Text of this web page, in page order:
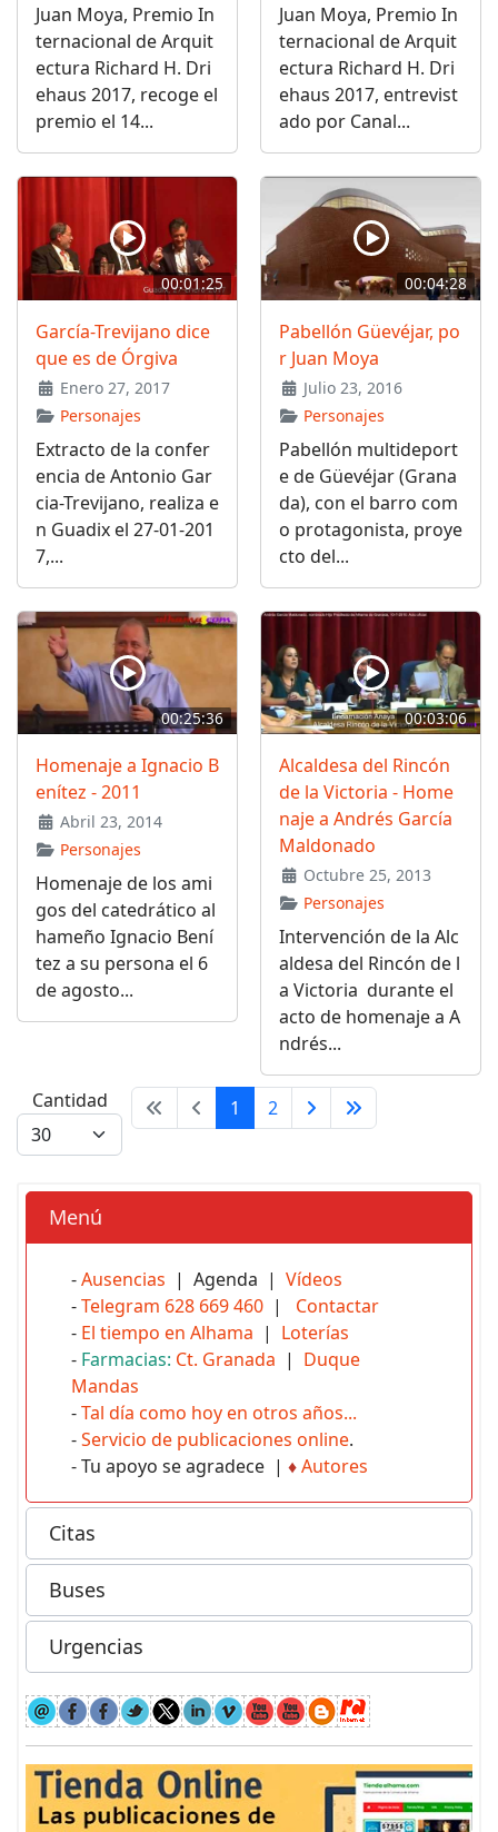
Juan Moya, Premio In
ternacional de Arquit
ectura Richard H. Dri
ehaus 2017, recoge el
premio el 14...
Juan Moya, Premio In
ternacional de Arquit
ectura Richard H. Dri
ehaus 2017, entrevist
ado por Canal...
00:01:25
García-Trevijano dice
que es de Órgiva
Enero 27, 2017
Personajes
Extracto de la confer
encia de Antonio Gar
cia-Trevijano, realiza e
n Guadix el 27-01-201
7,...
00:04:28
Pabellón Güevéjar, po
r Juan Moya
Julio 23, 2016
Personajes
Pabellón multideport
e de Güevéjar (Grana
da), con el barro com
o protagonista, proye
cto del...
00:25:36
Homenaje a Ignacio B
enítez - 2011
Abril 23, 2014
Personajes
Homenaje de los ami
gos del catedrático al
hameño Ignacio Bení
tez a su persona el 6
de agosto...
00:03:06
Alcaldesa del Rincón
de la Victoria - Home
naje a Andrés García
Maldonado
Octubre 25, 2013
Personajes
Intervención de la Alc
aldesa del Rincón de l
a Victoria durante el
acto de homenaje a A
ndrés...
Cantidad 1 2
Menú
-Ausencias | Agenda | Vídeos
-Telegram 628 669 460 | Contactar
- El tiempo en Alhama | Loterías
- Farmacias: Ct. Granada | Duque
Mandas
-Tal día como hoy en otros años...
-Servicio de publicaciones online.
- Tu apoyo se agradece | ♦Autores
Citas
Buses
Urgencias